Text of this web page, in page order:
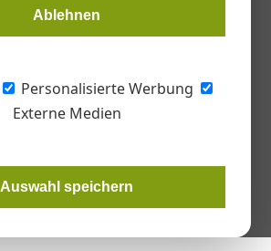
Ablehnen
Personalisierte Werbung
Externe Medien
Auswahl speichern